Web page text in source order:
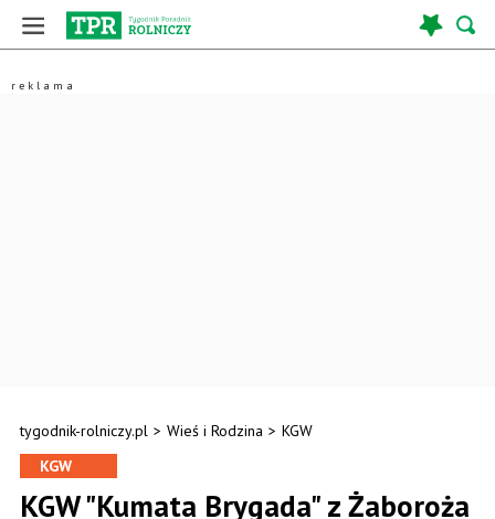
tygodnik-rolniczy.pl > Wieś i Rodzina > KGW
KGW
KGW "Kumata Brygada" z Żaboroża